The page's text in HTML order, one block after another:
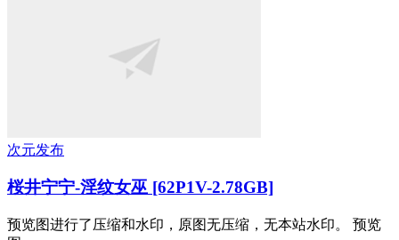
次元发布
桜井宁宁-淫纹女巫 [62P1V-2.78GB]
预览图进行了压缩和水印，原图无压缩，无本站水印。 预览